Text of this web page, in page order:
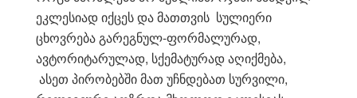
ეკლესიად იქცეს და მათთვის სულიერი
ცხოვრება გარეგნულ-ფორმალურად,
ავტორიტარულად, სქემატურად აღიქმება,
ასეთ პირობებში მათ უჩნდებათ სურვილი,